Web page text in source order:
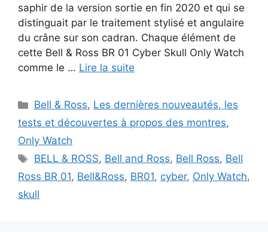
saphir de la version sortie en fin 2020 et qui se
distinguait par le traitement stylisé et angulaire
du crâne sur son cadran. Chaque élément de
cette Bell & Ross BR 01 Cyber Skull Only Watch
comme le … Lire la suite
Catégories
Bell & Ross, Les dernières nouveautés, les
tests et découvertes à propos des montres,
Only Watch
Étiquettes
BELL & ROSS, Bell and Ross, Bell Ross, Bell
Ross BR 01, Bell&Ross, BR01, cyber, Only Watch,
skull